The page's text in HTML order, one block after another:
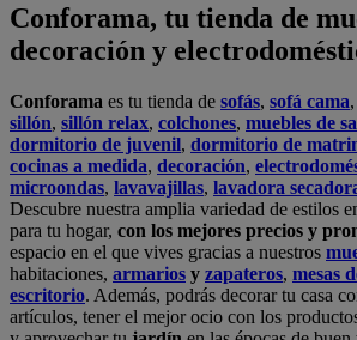
Conforama, tu tienda de
decoración y
Conforama es tu tienda de sofás, sofá cama,
sillón, sillón relax, colchones, muebles de
dormitorio de juvenil, dormitorio de
cocinas a medida, decoración,
microondas, lavavajillas, lavadora
Descubre nuestra amplia variedad de estilos
para tu hogar, con los mejores precios y
espacio en el que vives gracias a nuestros
habitaciones, armarios y zapateros, mesas
escritorio. Además, podrás decorar tu casa
artículos, tener el mejor ocio con los